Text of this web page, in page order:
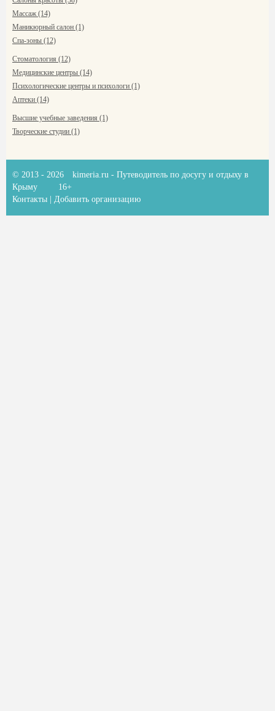
Массаж (14)
Маникюрный салон (1)
Спа-зоны (12)
Стоматология (12)
Медицинские центры (14)
Психологические центры и психологи (1)
Аптеки (14)
Высшие учебные заведения (1)
Творческие студии (1)
© 2013 - 2026 kimeria.ru - Путеводитель по досугу и отдыху в
Крыму
16+
Контакты
Добавить организацию